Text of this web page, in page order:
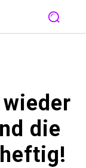
die